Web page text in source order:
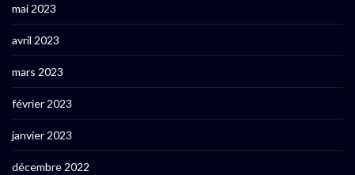
mai 2023
avril 2023
mars 2023
février 2023
janvier 2023
décembre 2022